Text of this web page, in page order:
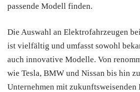
passende Modell finden.
Die Auswahl an Elektrofahrzeugen
ist vielfältig und umfasst sowohl
auch innovative Modelle. Von
wie Tesla, BMW und Nissan bis hin
Unternehmen mit zukunftsweisenden